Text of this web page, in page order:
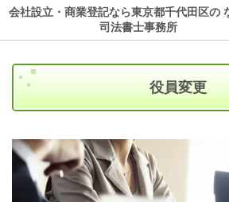
会社設立・商業登記なら東京都千代田区の
司法書士事務所
役員変更